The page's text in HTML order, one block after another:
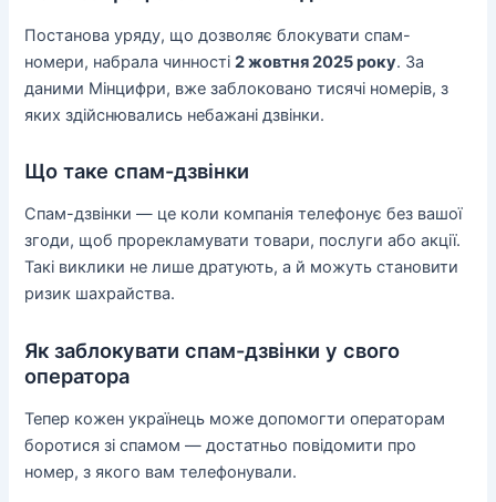
Постанова уряду, що дозволяє блокувати спам-
номери, набрала чинності2 жовтня 2025 року. За
даними Мінцифри, вже заблоковано тисячі номерів, з
яких здійснювались небажані дзвінки.
Що таке спам-дзвінки
Спам-дзвінки — це коли компанія телефонує без вашої
згоди, щоб прорекламувати товари, послуги або акції.
Такі виклики не лише дратують, а й можуть становити
ризик шахрайства.
Як заблокувати спам-дзвінки у свого
оператора
Тепер кожен українець може допомогти операторам
боротися зі спамом — достатньо повідомити про
номер, з якого вам телефонували.